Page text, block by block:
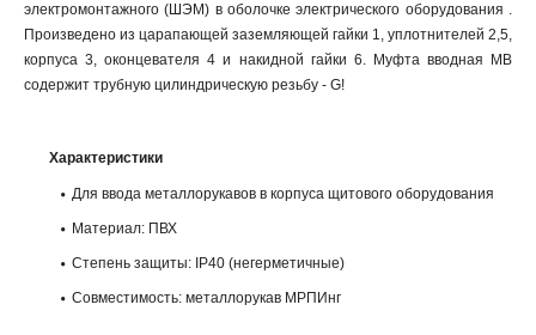
электромонтажного (ШЭМ) в оболочке электрического оборудования .
Произведено из царапающей заземляющей гайки 1, уплотнителей 2,5,
корпуса 3, оконцевателя 4 и накидной гайки 6. Муфта вводная МВ
содержит трубную цилиндрическую резьбу - G!
Характеристики
Для ввода металлорукавов в корпуса щитового оборудования
Материал: ПВХ
Степень защиты: IP40 (негерметичные)
Совместимость: металлорукав МРПИнг